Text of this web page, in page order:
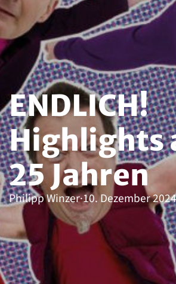
ENDLICH!
Highlights
25 Jahren
Philipp Winzer·10. Dezember 2024